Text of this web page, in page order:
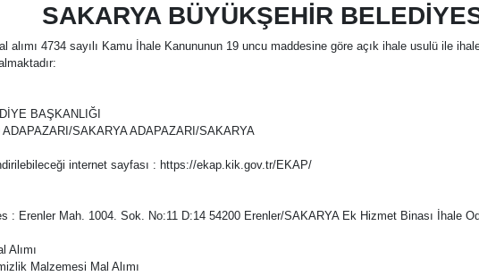
SAKARYA BÜYÜKŞEHİR
alımı 4734 sayılı Kamu İhale Kanununun 19 uncu maddesine göre açık ihale usulü ile
BAŞKANLIĞI
SAKARYA ADAPAZARI/SAKARYA
internet sayfası : https://ekap.kik.gov.tr/EKAP/
: Erenler Mah. 1004. Sok. No:11 D:14 54200 Erenler/SAKARYA Ek Hizmet Binası İhale
Alımı
Malzemesi Mal Alımı